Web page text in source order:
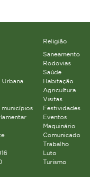
Religião
Saneamento
Rodovias
Saúde
Habitação
Agricultura
Visitas
municípios
Festividades
Eventos
Maquinário
Comunicado
Trabalho
Luto
Turismo